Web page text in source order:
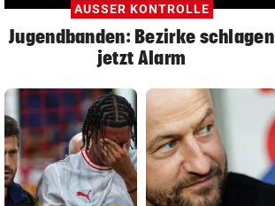
AUSSER KONTROLLE
Jugendbanden: Bezirke schlagen
jetzt Alarm